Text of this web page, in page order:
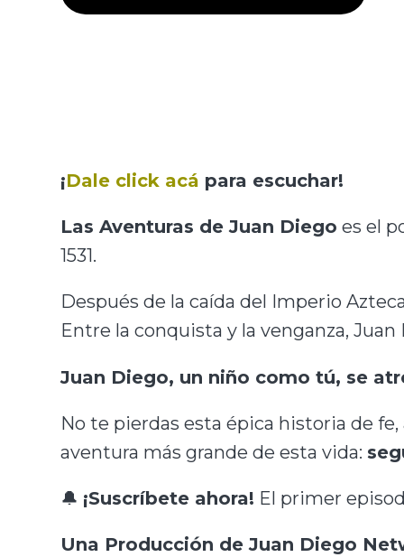
¡Dale click acá para escuchar!
Las Aventuras de Juan Diego es el
1531.
Después de la caída del Imperio
Entre la conquista y la venganza,
Juan Diego, un niño como tú, se
No te pierdas esta épica historia de
aventura más grande de esta vida:
🔔 ¡Suscríbete ahora! El primer
Una Producción de Juan Diego